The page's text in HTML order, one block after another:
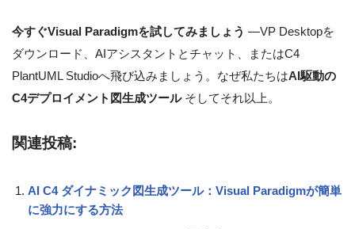
今すぐVisual Paradigmを試してみましょう —VP Desktopを
ダウンロード、AIアシスタントとチャット、またはC4
PlantUML Studioへ飛び込みましょう。なぜ私たちはAI駆動の
C4デプロイメント図生成ツールそしてそれ以上。
関連投稿:
AI C4 ダイナミック図生成ツール：Visual Paradigmが簡単
に強力にする方法